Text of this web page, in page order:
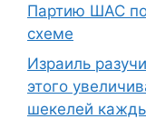
Партию ШАС
схеме
Израиль
этого
шекелей